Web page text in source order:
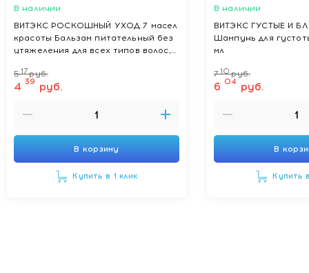
В наличии
ВИТЭКС РОСКОШНЫЙ УХОД 7 масел
красоты Бальзам питательный без
утяжеления для всех типов волос,
517руб.
4 39 руб.
В корзину
Купить в 1 клик
В наличии
ВИТЭКС ГУСТЫЕ И
Шампунь для
мл
710 руб.
6 04 руб.
В
Купить